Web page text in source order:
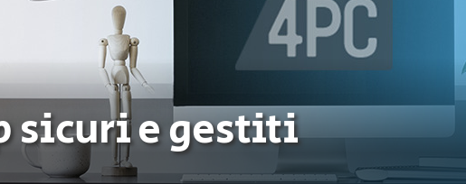
sicuri e gestiti